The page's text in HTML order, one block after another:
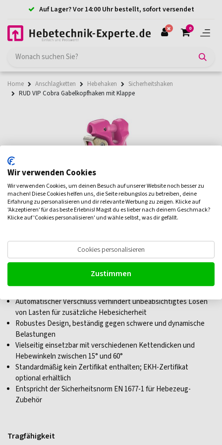
Auf Lager? Vor 14:00 Uhr bestellt, sofort versendet
0
Home Anschlagketten Hebehaken
Sicherheitshaken
RUD VIP Cobra Gabelkopfhaken mit Klappe
RUD VIP Cobra Gabelkopfhaken mit
Automatischer Verschluss verhindert unbeabsichtigtes Lösen
von Lasten für zusätzliche Hebesicherheit
Robustes Design, beständig gegen schwere und dynamische
Belastungen
Vielseitig einsetzbar mit verschiedenen Kettendicken und
Hebewinkeln zwischen 15° und 60°
Standardmäßig kein Zertifikat enthalten; EKH-Zertifikat
optional erhältlich
Entspricht der Sicherheitsnorm EN 1677-1 für Hebezeug-
Zubehör
Tragfähigkeit
Wir verwenden Cookies
Wir verwenden Cookies, um deinen Besuch auf unserer Website noch besser zu
machen! Diese Cookies helfen uns, die Seite reibungslos zu betreiben, deine
Erfahrung zu personalisieren und dir relevante Werbung zu zeigen. Klicke auf
'Akzeptieren' für das beste Erlebnis! Magst du es lieber nach deinem Geschmack?
Klicke auf 'Cookies personalisieren' und wähle selbst, was dir gefällt.
Cookies personalisieren
Zustimmen